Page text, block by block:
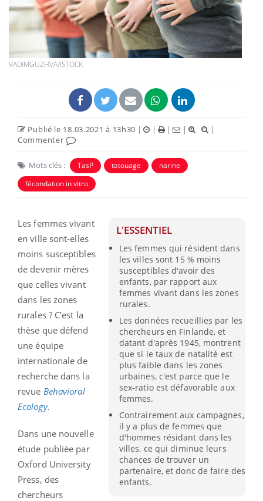
VADIMGUZHVA/ISTOCK
Publié le 18.03.2021 à 13h30 | | | |
|
Commenter
Mots clés : TasP tatouage
narine
fécondation in vitro
L'ESSENTIEL
Les femmes qui résident dans
les villes sont 15 % moins
susceptibles d'avoir des
enfants, par rapport aux
femmes vivant dans les zones
rurales.
Les données recueillies par les
chercheurs en Finlande, et
datant d'après 1945, montrent
que si le taux de natalité est
plus faible dans les zones
urbaines, c'est parce que le
sex-ratio est défavorable aux
femmes.
Contrairement aux campagnes,
il y a plus de femmes que
d'hommes résidant dans les
villes, ce qui diminue leurs
chances de trouver un
partenaire, et donc de faire des
enfants.
Les femmes vivant
en ville sont-elles
moins susceptibles
de devenir mères
que celles vivant
dans les zones
rurales ? C’est la
thèse que défend
une équipe
internationale de
recherche dans la
revue Behavioral
Ecology.
Dans une nouvelle
étude publiée par
Oxford University
Press, des
chercheurs